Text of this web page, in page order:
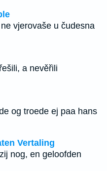
vjerovaše u čudesna
a nevěřili
og troede ej paa hans
Vertaling
nog, en geloofden